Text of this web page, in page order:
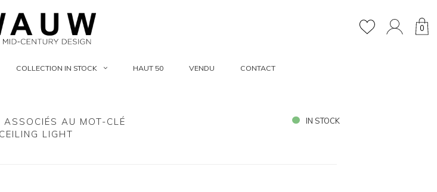
0
COLLECTION IN STOCK HAUT 50 VENDU CONTACT
ASSOCIÉS AU MOT-CLÉ
CEILING LIGHT
IN STOCK